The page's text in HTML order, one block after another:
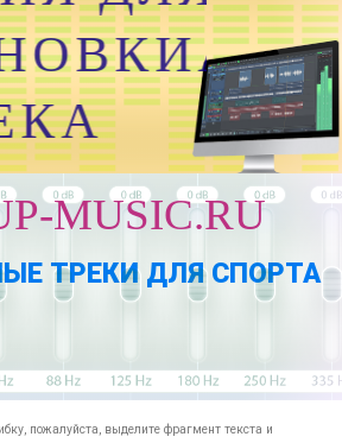
MUSIC.RU
ТРЕКИ ДЛЯ СПОРТА
пожалуйста, выделите фрагмент текста и